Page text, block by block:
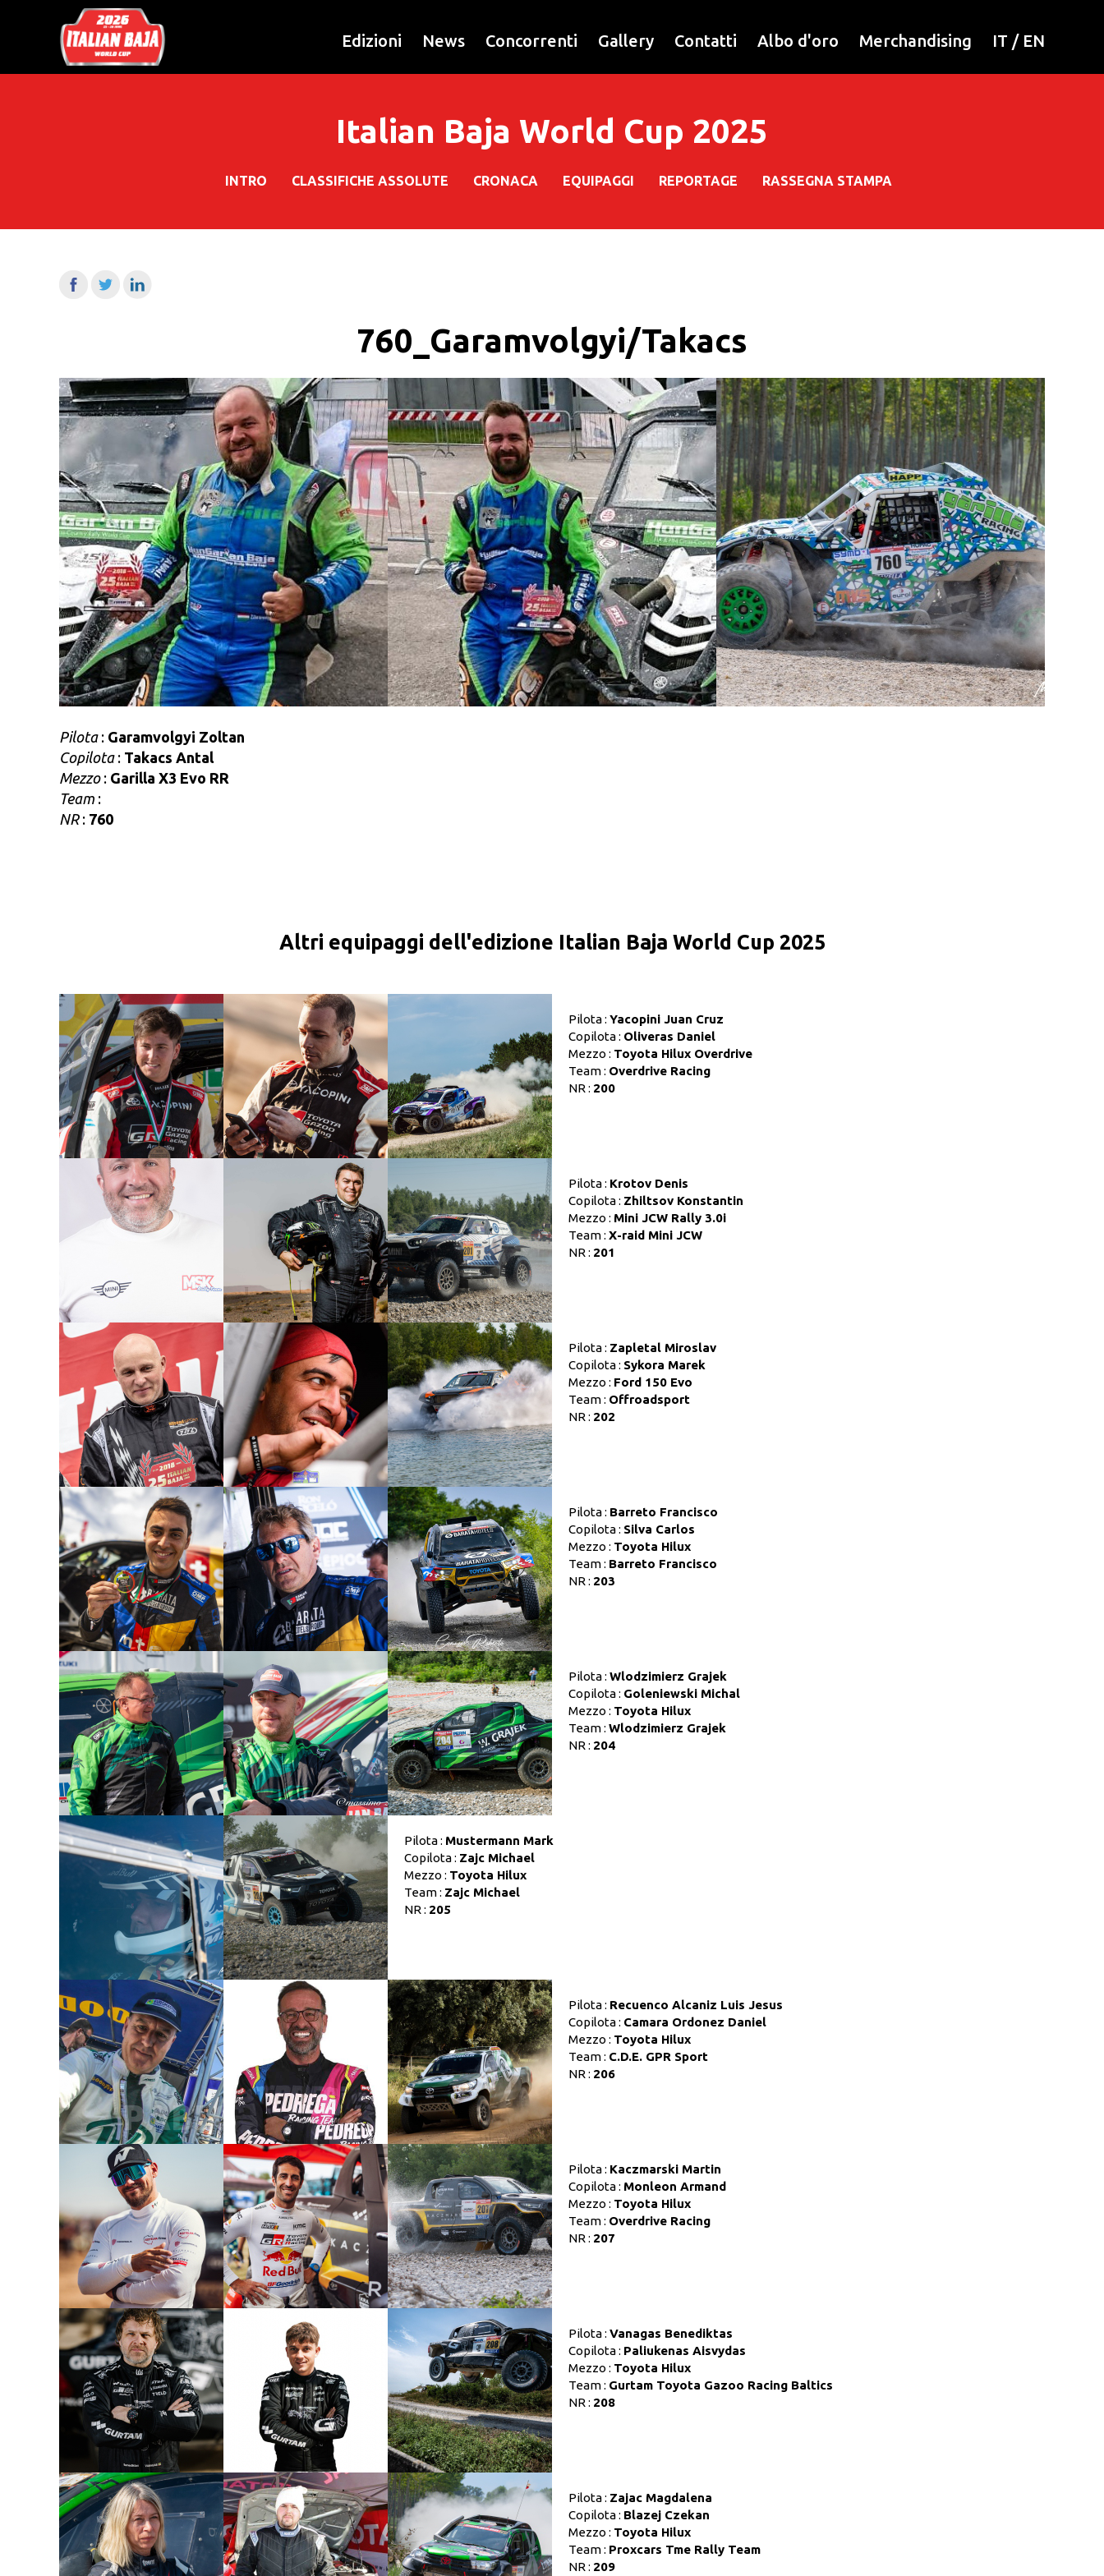
Edizioni News Concorrenti Gallery Contatti Albo d'oro Merchandising IT / EN
Italian Baja World Cup 2025
INTRO CLASSIFICHE ASSOLUTE CRONACA EQUIPAGGI REPORTAGE RASSEGNA STAMPA
760_Garamvolgyi/Takacs
Pilota: Garamvolgyi Zoltan
Copilota: Takacs Antal
Mezzo: Garilla X3 Evo RR
Team :
NR: 760
Altri equipaggi dell'edizione Italian Baja World Cup 2025
Pilota : Yacopini Juan Cruz
Copilota : Oliveras Daniel
Mezzo : Toyota Hilux Overdrive
Team : Overdrive Racing
NR : 200
Pilota : Krotov Denis
Copilota : Zhiltsov Konstantin
Mezzo : Mini JCW Rally 3.0i
Team : X-raid Mini JCW
NR : 201
Pilota : Zapletal Miroslav
Copilota : Sykora Marek
Mezzo : Ford 150 Evo
Team : Offroadsport
NR : 202
Pilota : Barreto Francisco
Copilota : Silva Carlos
Mezzo : Toyota Hilux
Team : Barreto Francisco
NR : 203
Pilota : Wlodzimierz Grajek
Copilota : Goleniewski Michal
Mezzo : Toyota Hilux
Team : Wlodzimierz Grajek
NR : 204
Pilota : Mustermann Mark
Copilota : Zajc Michael
Mezzo : Toyota Hilux
Team : Zajc Michael
NR : 205
Pilota : Recuenco Alcaniz Luis Jesus
Copilota : Camara Ordonez Daniel
Mezzo : Toyota Hilux
Team : C.D.E. GPR Sport
NR : 206
Pilota : Kaczmarski Martin
Copilota : Monleon Armand
Mezzo : Toyota Hilux
Team : Overdrive Racing
NR : 207
Pilota : Vanagas Benediktas
Copilota : Paliukenas Aisvydas
Mezzo : Toyota Hilux
Team : Gurtam Toyota Gazoo Racing Baltics
NR : 208
Pilota : Zajac Magdalena
Copilota : Blazej Czekan
Mezzo : Toyota Hilux
Team : Proxcars Tme Rally Team
NR : 209